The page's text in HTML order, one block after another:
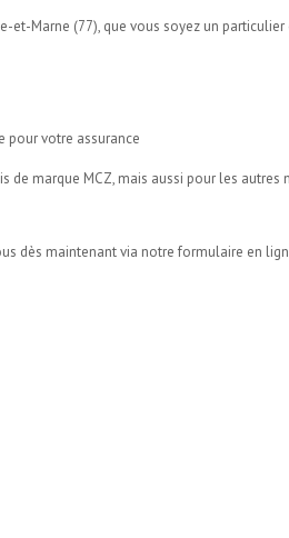
Marne (77), que vous soyez un
pour votre assurance
marque MCZ, mais aussi pour les
dès maintenant via notre formulaire en